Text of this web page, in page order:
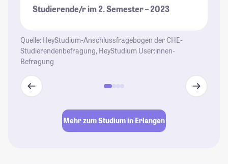
Studierende/r im 2. Semester – 2023
Quelle: HeyStudium-Anschlussfragebogen der CHE-
Studierendenbefragung, HeyStudium User:innen-
Befragung
Mehr zum Studium in Erlangen